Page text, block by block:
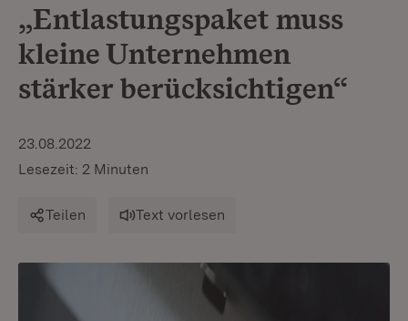
„Entlastungspaket muss
kleine Unternehmen
stärker berücksichtigen“
23.08.2022
Lesezeit: 2 Minuten
Teilen Text vorlesen